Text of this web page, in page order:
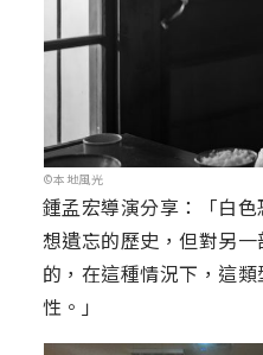
©本地風光
鍾孟宏導演分享：「白
想遺忘的歷史，但對另
的，在這種情況下，這
性。」